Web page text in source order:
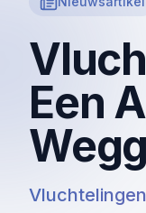
Een